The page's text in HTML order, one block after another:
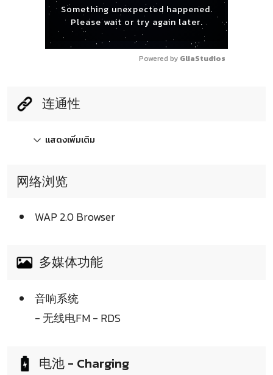
Something unexpected happened.
Please wait or try again later.
Powered by GliaStudios
连通性
แสดงเพิ่มเติม
网络浏览
WAP 2.0 Browser
多媒体功能
音响系统
- 无线电FM - RDS
电池 - Charging